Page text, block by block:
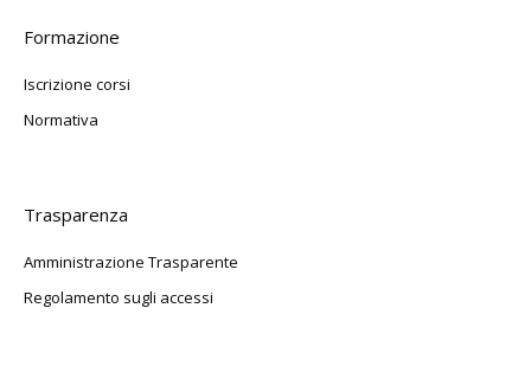
Formazione
Iscrizione corsi
Normativa
Trasparenza
Amministrazione Trasparente
Regolamento sugli accessi